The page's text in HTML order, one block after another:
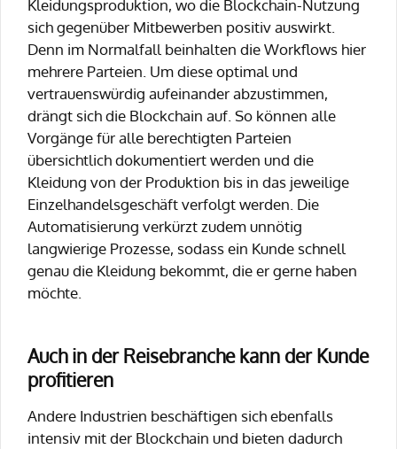
Kleidungsproduktion, wo die Blockchain-Nutzung
sich gegenüber Mitbewerben positiv auswirkt.
Denn im Normalfall beinhalten die Workflows hier
mehrere Parteien. Um diese optimal und
vertrauenswürdig aufeinander abzustimmen,
drängt sich die Blockchain auf. So können alle
Vorgänge für alle berechtigten Parteien
übersichtlich dokumentiert werden und die
Kleidung von der Produktion bis in das jeweilige
Einzelhandelsgeschäft verfolgt werden. Die
Automatisierung verkürzt zudem unnötig
langwierige Prozesse, sodass ein Kunde schnell
genau die Kleidung bekommt, die er gerne haben
möchte.
Auch in der Reisebranche kann der Kunde
profitieren
Andere Industrien beschäftigen sich ebenfalls
intensiv mit der Blockchain und bieten dadurch